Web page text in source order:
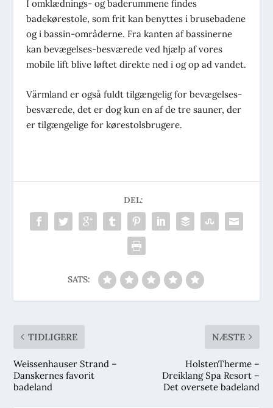
I omklædnings- og baderummene findes
badekørestole, som frit kan benyttes i brusebadene
og i bassin-områderne. Fra kanten af bassinerne
kan bevægelses-besværede ved hjælp af vores
mobile lift blive løftet direkte ned i og op ad vandet.
Värmland er også fuldt tilgængelig for bevægelses-
besværede, det er dog kun en af de tre sauner, der
er tilgængelige for kørestolsbrugere.
DEL:
SATS:
TIDLIGERE
Weissenhauser Strand –
Danskernes favorit
badeland
NÆSTE
HolstenTherme –
Dreiklang Spa Resort –
Det oversete badeland